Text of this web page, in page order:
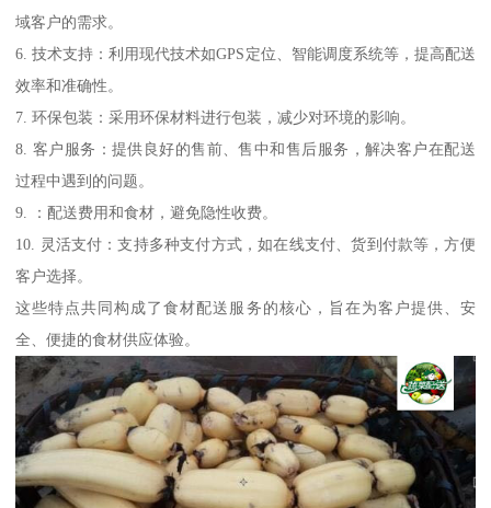
域客户的需求。
6. 技术支持：利用现代技术如GPS定位、智能调度系统等，提高配送
效率和准确性。
7. 环保包装：采用环保材料进行包装，减少对环境的影响。
8. 客户服务：提供良好的售前、售中和售后服务，解决客户在配送
过程中遇到的问题。
9. ：配送费用和食材，避免隐性收费。
10. 灵活支付：支持多种支付方式，如在线支付、货到付款等，方便
客户选择。
这些特点共同构成了食材配送服务的核心，旨在为客户提供、安
全、便捷的食材供应体验。